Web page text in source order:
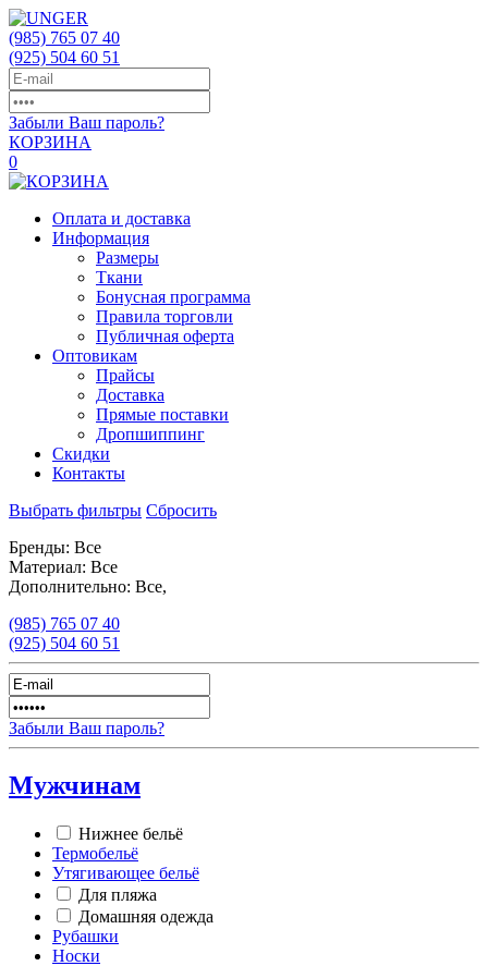
(985) 765 07 40
(925) 504 60 51
Забыли Ваш пароль?
КОРЗИНА
0
Оплата и доставка
Информация
Размеры
Ткани
Бонусная программа
Правила торговли
Публичная оферта
Оптовикам
Прайсы
Доставка
Прямые поставки
Дропшиппинг
Скидки
Контакты
Выбрать фильтры Сбросить
Бренды: Все
Материал: Все
Дополнительно: Все,
(985) 765 07 40
(925) 504 60 51
Забыли Ваш пароль?
Мужчинам
Нижнее бельё
Термобельё
Утягивающее бельё
Для пляжа
Домашняя одежда
Рубашки
Носки